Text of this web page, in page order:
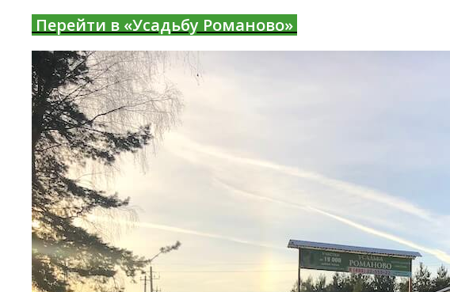
Перейти в «Усадьбу Романово»